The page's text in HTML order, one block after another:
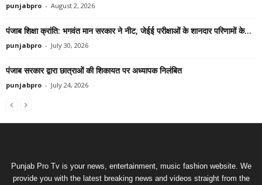
punjabpro - August 2, 2026
पंजाब शिक्षा क्रांति: भगवंत मान सरकार ने नीट, जेईई परीक्षाओं के शानदार परिणामों के...
punjabpro - July 30, 2026
पंजाब सरकार द्वारा छात्राओं की शिकायत पर अध्यापक निलंबित
punjabpro - July 24, 2026
Punjab Pro Tv is your news, entertainment, music fashion website. We
provide you with the latest breaking news and videos straight from the